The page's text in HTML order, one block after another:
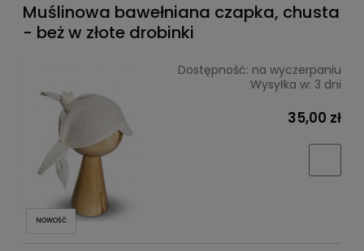
Muślinowa bawełniana czapka, chusta
- beż w złote drobinki
Dostępność: na wyczerpaniu
Wysyłka w: 3 dni
35,00 zł
NOWOŚĆ